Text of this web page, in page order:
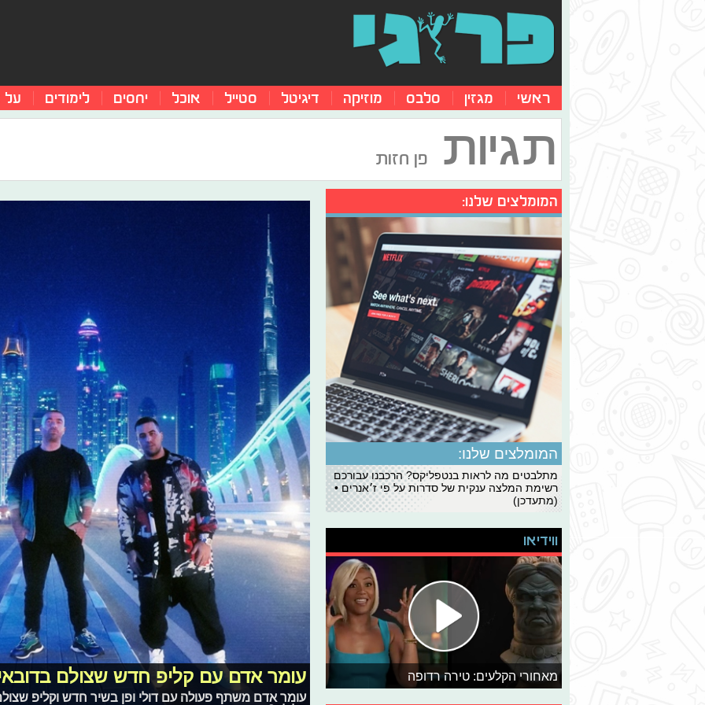
ראשי מגזין סלבס מוזיקה דיגיטל סטייל אוכל יחסים לימודים על
תגיות פן חזות
עומר אדם עם קליפ חדש שצולם
עומר אדם משתף פעולה עם דולי ופן בשיר חדש וקליפ
המומלצים שלנו:
המומלצים שלנו:
מתלבטים מה לראות בנטפליקס? הרכבנו עבורכם
רשימת המלצה ענקית של סדרות על פי ז׳אנרים •
(מתעדכן)
ווידיאו
מאחורי הקלעים: טירה רדופה